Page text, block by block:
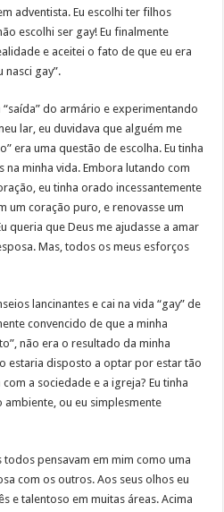
adventista. Eu escolhi ter filhos
escolhi ser gay! Eu finalmente
e aceitei o fato de que eu era
nasci gay”.
do armário e experimentando
lar, eu duvidava que alguém me
era uma questão de escolha. Eu tinha
na minha vida. Embora lutando com
eu tinha orado incessantemente
um coração puro, e renovasse um
queria que Deus me ajudasse a amar
Mas, todos os meus esforços
lancinantes e cai na vida “gay” de
convencido de que a minha
não era o resultado da minha
estaria disposto a optar por estar tão
a sociedade e a igreja? Eu tinha
ou eu simplesmente
pensavam em mim como uma
com os outros. Aos seus olhos eu
e talentoso em muitas áreas. Acima